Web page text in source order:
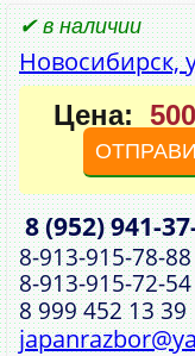
✔ в наличии
Новосибирск,
Цена:
8 (952)
8‑913‑915‑78‑88
8‑913‑915‑72‑54
8 999 452 13 39